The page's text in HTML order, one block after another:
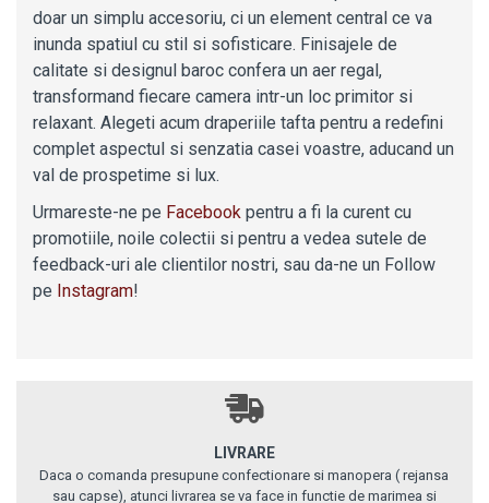
doar un simplu accesoriu, ci un element central ce va
inunda spatiul cu stil si sofisticare. Finisajele de
calitate si designul baroc confera un aer regal,
transformand fiecare camera intr-un loc primitor si
relaxant. Alegeti acum draperiile tafta pentru a redefini
complet aspectul si senzatia casei voastre, aducand un
val de prospetime si lux.
Urmareste-ne pe Facebook pentru a fi la curent cu
promotiile, noile colectii si pentru a vedea sutele de
feedback-uri ale clientilor nostri, sau da-ne un Follow
pe Instagram!
LIVRARE
Daca o comanda presupune confectionare si manopera ( rejansa
sau capse), atunci livrarea se va face in functie de marimea si